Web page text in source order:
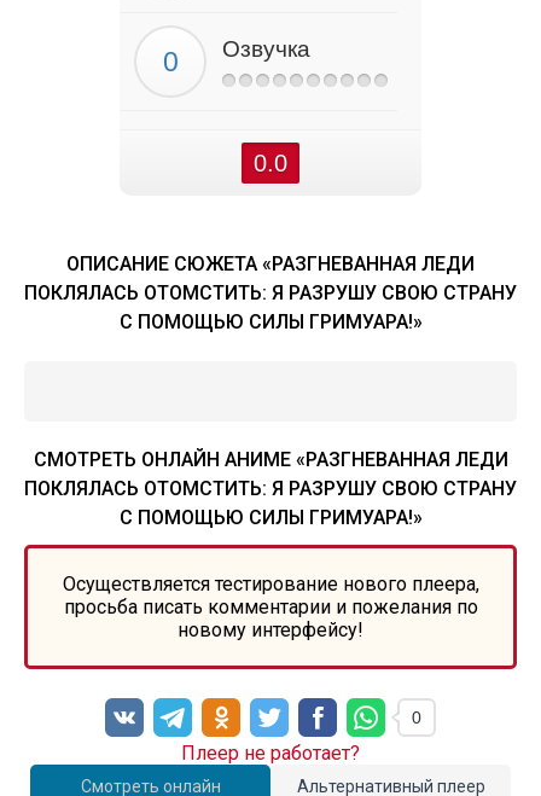
Озвучка
0.0
ОПИСАНИЕ СЮЖЕТА «РАЗГНЕВАННАЯ ЛЕДИ
ПОКЛЯЛАСЬ ОТОМСТИТЬ: Я РАЗРУШУ СВОЮ СТРАНУ
С ПОМОЩЬЮ СИЛЫ ГРИМУАРА!»
СМОТРЕТЬ ОНЛАЙН АНИМЕ «РАЗГНЕВАННАЯ ЛЕДИ
ПОКЛЯЛАСЬ ОТОМСТИТЬ: Я РАЗРУШУ СВОЮ СТРАНУ
С ПОМОЩЬЮ СИЛЫ ГРИМУАРА!»
Осуществляется тестирование нового плеера,
просьба писать комментарии и пожелания по
новому интерфейсу!
Смотреть онлайн Альтернативный плеер
Плеер не работает?
0